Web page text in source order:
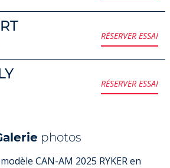
RÉSERVER ESSAI
RÉSERVER ESSAI
photos
CAN-AM 2025 RYKER en